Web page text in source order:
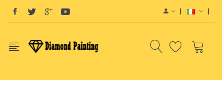
Vape dealse-LiquidVape hardwareE-Liquidsvapor clearance